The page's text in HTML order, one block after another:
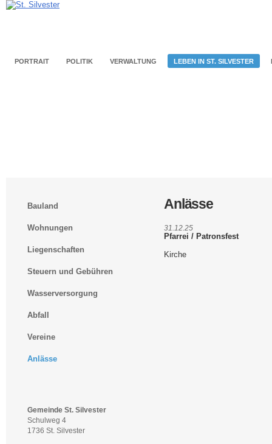
PORTRAIT POLITIK VERWALTUNG LEBEN IN ST. SILVESTER
Bauland
Wohnungen
Liegenschaften
Steuern und Gebühren
Wasserversorgung
Abfall
Vereine
Anlässe
Gemeinde St. Silvester
Schulweg 4
1736 St. Silvester
Anlässe
31.12.25
Pfarrei / Patronsfest
Kirche